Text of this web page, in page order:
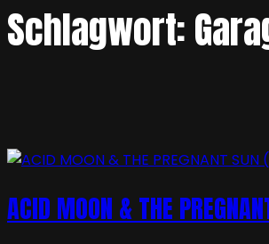
Schlagwort:
ACID MOON & THE